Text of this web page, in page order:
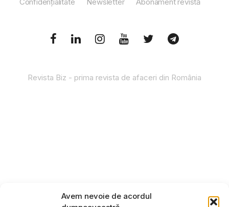
Avem nevoie de acordul
Revista Biz - prima revista de afaceri din România